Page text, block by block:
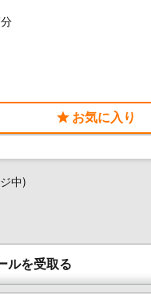
中)
ルを受取る